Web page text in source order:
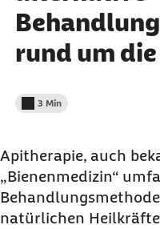
rund um
Lesedauer weniger als
3 Min
Apitherapie, auch
„Bienenmedizin“
natürlichen